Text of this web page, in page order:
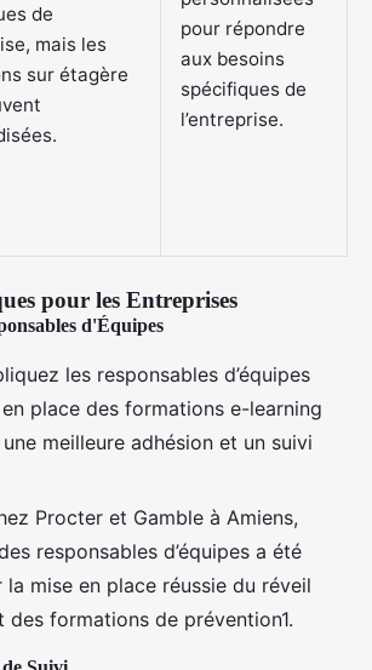
de
mais les
sur étagère
pour répondre
aux besoins
spécifiques de
l’entreprise.
pour les Entreprises
d'Équipes
les responsables d’équipes
place des formations e-learning
meilleure adhésion et un suivi
Procter et Gamble à Amiens,
responsables d’équipes a été
mise en place réussie du réveil
des formations de prévention1.